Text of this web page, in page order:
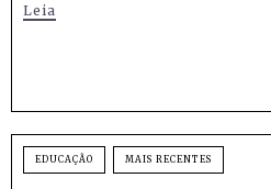
Leia
EDUCAÇÃO MAIS RECENTES